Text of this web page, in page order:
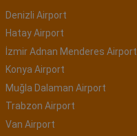
Denizli Airport
Hatay Airport
İzmir Adnan Menderes Airport
Konya Airport
Muğla Dalaman Airport
Trabzon Airport
Van Airport